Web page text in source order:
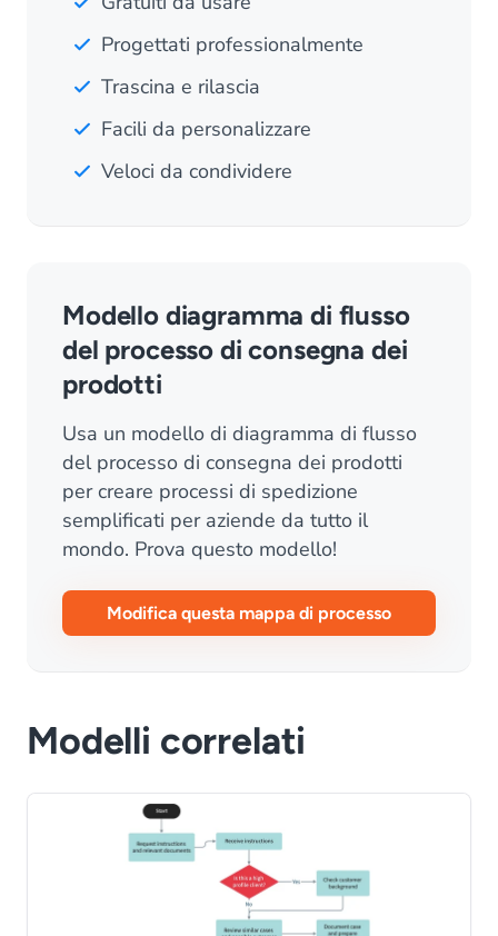
Progettati professionalmente
Trascina e rilascia
Facili da personalizzare
Veloci da condividere
Modello diagramma di flusso
del processo di consegna dei
prodotti
Usa un modello di diagramma di flusso
del processo di consegna dei prodotti
per creare processi di spedizione
semplificati per aziende da tutto il
mondo. Prova questo modello!
Modifica questa mappa di processo
Modelli correlati